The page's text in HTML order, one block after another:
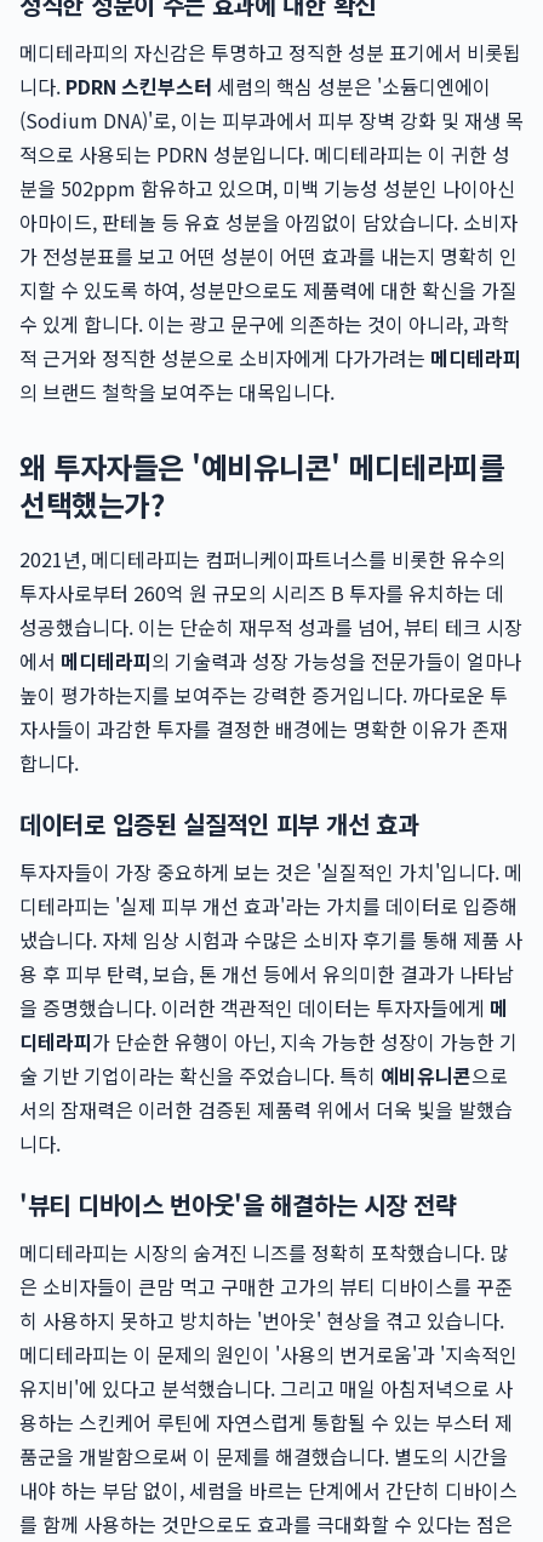
메디테라피의 자신감은 투명하고 정직한 성분 표기에서 비롯됩
니다. PDRN 스킨부스터 세럼의 핵심 성분은 '소듐디엔에이
(Sodium DNA)'로, 이는 피부과에서 피부 장벽 강화 및 재생 목
적으로 사용되는 PDRN 성분입니다. 메디테라피는 이 귀한 성
분을 502ppm 함유하고 있으며, 미백 기능성 성분인 나이아신
아마이드, 판테놀 등 유효 성분을 아낌없이 담았습니다. 소비자
가 전성분표를 보고 어떤 성분이 어떤 효과를 내는지 명확히 인
지할 수 있도록 하여, 성분만으로도 제품력에 대한 확신을 가질
수 있게 합니다. 이는 광고 문구에 의존하는 것이 아니라, 과학
적 근거와 정직한 성분으로 소비자에게 다가가려는 메디테라피
의 브랜드 철학을 보여주는 대목입니다.
왜 투자자들은 '예비유니콘' 메디테라피를
선택했는가?
2021년, 메디테라피는 컴퍼니케이파트너스를 비롯한 유수의
투자사로부터 260억 원 규모의 시리즈 B 투자를 유치하는 데
성공했습니다. 이는 단순히 재무적 성과를 넘어, 뷰티 테크 시장
에서 메디테라피의 기술력과 성장 가능성을 전문가들이 얼마나
높이 평가하는지를 보여주는 강력한 증거입니다. 까다로운 투
자사들이 과감한 투자를 결정한 배경에는 명확한 이유가 존재
합니다.
데이터로 입증된 실질적인 피부 개선 효과
투자자들이 가장 중요하게 보는 것은 '실질적인 가치'입니다. 메
디테라피는 '실제 피부 개선 효과'라는 가치를 데이터로 입증해
냈습니다. 자체 임상 시험과 수많은 소비자 후기를 통해 제품 사
용 후 피부 탄력, 보습, 톤 개선 등에서 유의미한 결과가 나타남
을 증명했습니다. 이러한 객관적인 데이터는 투자자들에게 메
디테라피가 단순한 유행이 아닌, 지속 가능한 성장이 가능한 기
술 기반 기업이라는 확신을 주었습니다. 특히 예비유니콘으로
서의 잠재력은 이러한 검증된 제품력 위에서 더욱 빛을 발했습
니다.
'뷰티 디바이스 번아웃'을 해결하는 시장 전략
메디테라피는 시장의 숨겨진 니즈를 정확히 포착했습니다. 많
은 소비자들이 큰맘 먹고 구매한 고가의 뷰티 디바이스를 꾸준
히 사용하지 못하고 방치하는 '번아웃' 현상을 겪고 있습니다.
메디테라피는 이 문제의 원인이 '사용의 번거로움'과 '지속적인
유지비'에 있다고 분석했습니다. 그리고 매일 아침저녁으로 사
용하는 스킨케어 루틴에 자연스럽게 통합될 수 있는 부스터 제
품군을 개발함으로써 이 문제를 해결했습니다. 별도의 시간을
내야 하는 부담 없이, 세럼을 바르는 단계에서 간단히 디바이스
를 함께 사용하는 것만으로도 효과를 극대화할 수 있다는 점은